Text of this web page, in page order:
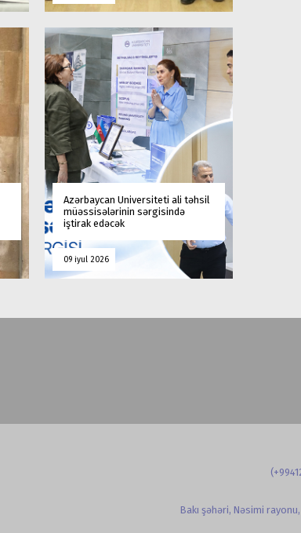
Azərbaycan Universiteti ali təhsil
müəssisələrinin sərgisində
iştirak edəcək
09 iyul 2026
Bakı şəhəri, Nəsimi rayonu,